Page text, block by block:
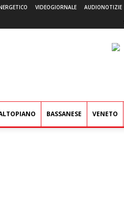
VIDEOGIORNALE AUDIONOTIZIE
BASSANESE VENETO